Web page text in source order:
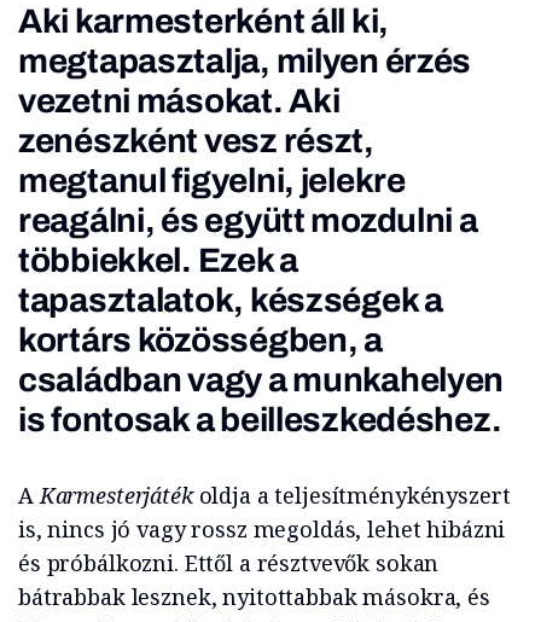
Aki karmesterként áll ki,
megtapasztalja, milyen érzés
vezetni másokat. Aki
zenészként vesz részt,
megtanul figyelni, jelekre
reagálni, és együtt mozdulni a
többiekkel. Ezek a
tapasztalatok, készségek a
kortárs közösségben, a
családban vagy a munkahelyen
is fontosak a beilleszkedéshez.
AKarmesterjátékoldja a teljesítménykényszert
is, nincs jó vagy rossz megoldás, lehet hibázni
és próbálkozni. Ettől a résztvevők sokan
bátrabbak lesznek, nyitottabbak másokra, és